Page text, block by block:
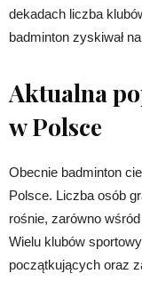
dekadach liczba
badminton zyskiwał
Aktualna
w Polsce
Obecnie badminton
Polsce. Liczba osób
rośnie, zarówno
Wielu klubów
początkujących oraz